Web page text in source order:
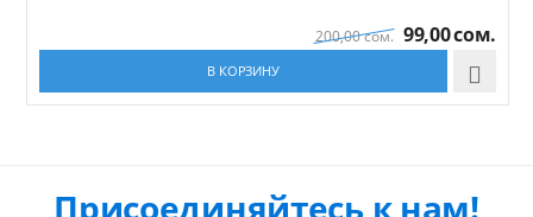
200,00сом. 99,00сом.
В КОРЗИНУ 
Присоединяйтесь к нам!